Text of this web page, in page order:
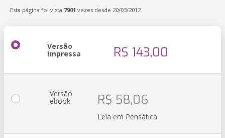
Esta página foi vista 7901 vezes desde 20/03/2012
Versão
impressa R$ 143,00
Versão
ebook R$ 58,06
Leia em Pensática